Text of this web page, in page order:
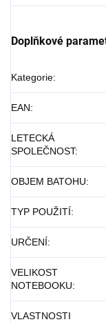
Doplňkové
Kategorie:
EAN:
LETECKÁ
SPOLEČNOST:
OBJEM BATOHU:
TYP POUŽITÍ:
URČENÍ:
VELIKOST
NOTEBOOKU:
VLASTNOSTI